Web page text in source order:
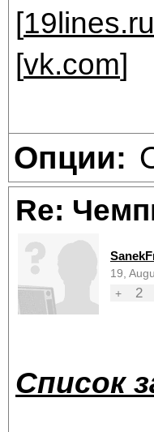
[19lines.ru
[vk.com]
Опции:
Re:
19,
+
2
Список